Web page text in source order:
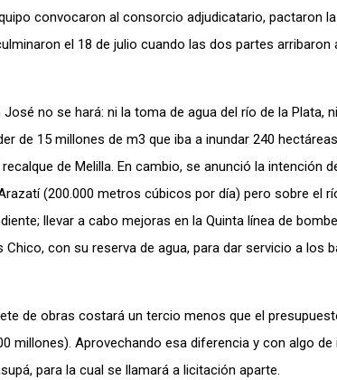
convocaron al consorcio adjudicatario, pactaron
el 18 de julio cuando las dos partes arribaron
no se hará: ni la toma de agua del río de la Plata,
de 15 millones de m3 que iba a inundar 240
de Melilla. En cambio, se anunció la intención
(200.000 metros cúbicos por día) pero sobre el
llevar a cabo mejoras en la Quinta línea de
con su reserva de agua, para dar servicio a los
de obras costará un tercio menos que el
millones). Aprovechando esa diferencia y con algo
para la cual se llamará a licitación aparte.